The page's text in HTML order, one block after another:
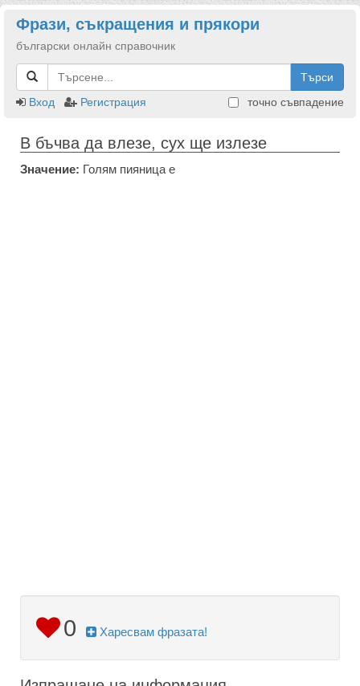
Фрази, съкращения и прякори
български онлайн справочник
Търси
Вход
Регистрация точно съвпадение
В бъчва да влезе, сух ще излезе
Значение: Голям пияница е
0 Харесвам фразата!